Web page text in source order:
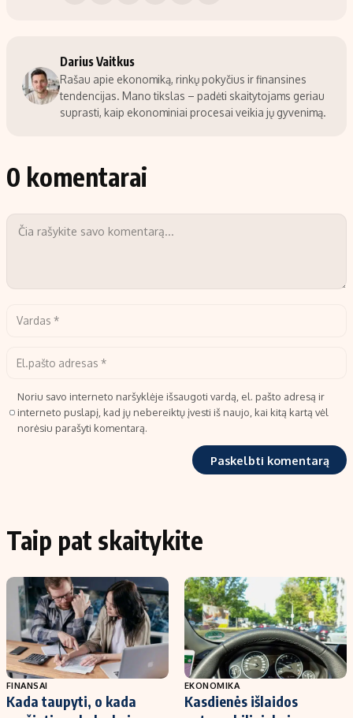
Darius Vaitkus
Rašau apie ekonomiką, rinkų pokyčius ir finansines
tendencijas. Mano tikslas – padėti skaitytojams geriau
suprasti, kaip ekonominiai procesai veikia jų gyvenimą.
0 komentarai
Noriu savo interneto naršyklėje išsaugoti vardą, el. pašto adresą ir
interneto puslapį, kad jų nebereiktų įvesti iš naujo, kai kitą kartą vėl
norėsiu parašyti komentarą.
Taip pat skaitykite
FINANSAI
Kada taupyti, o kada
EKONOMIKA
Kasdienės išlaidos